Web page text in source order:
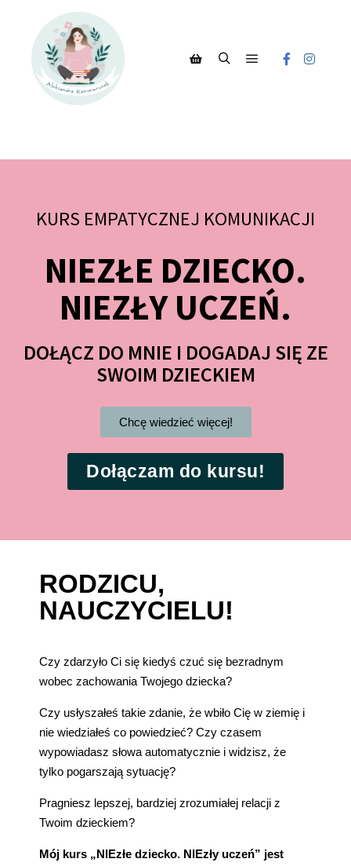
KURS EMPATYCZNEJ KOMUNIKACJI
NIEZŁE DZIECKO.
NIEZŁY UCZEŃ.
DOŁĄCZ DO MNIE I DOGADAJ SIĘ ZE
SWOIM DZIECKIEM
Chcę wiedzieć więcej!
Dołączam do kursu!
RODZICU,
NAUCZYCIELU!
Czy zdarzyło Ci się kiedyś czuć się bezradnym
wobec zachowania Twojego dziecka?
Czy usłyszałeś takie zdanie, że wbiło Cię w ziemię i
nie wiedziałeś co powiedzieć? Czy czasem
wypowiadasz słowa automatycznie i widzisz, że
tylko pogarszają sytuację?
Pragniesz lepszej, bardziej zrozumiałej relacji z
Twoim dzieckiem?
Mój kurs „NIEzłe dziecko. NIEzły uczeń” jest